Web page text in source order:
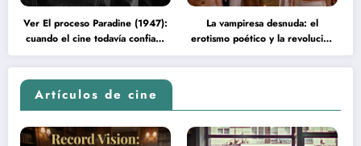
Ver El proceso Paradine (1947):
cuando el cine todavía confiaba
en la inteligencia del espectador
La vampiresa desnuda: el
erotismo poético y la revolución
psicodélica de Jean Rollin
Artículos de cine